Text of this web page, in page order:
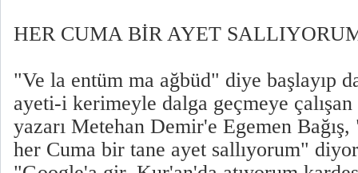
HER CUMA BİR AYET
"Ve la entüm ma ağbüd" diye başlayıp
ayeti-i kerimeyle dalga geçmeye
yazarı Metehan Demir'e Egemen
her Cuma bir tane ayet sallıyorum"